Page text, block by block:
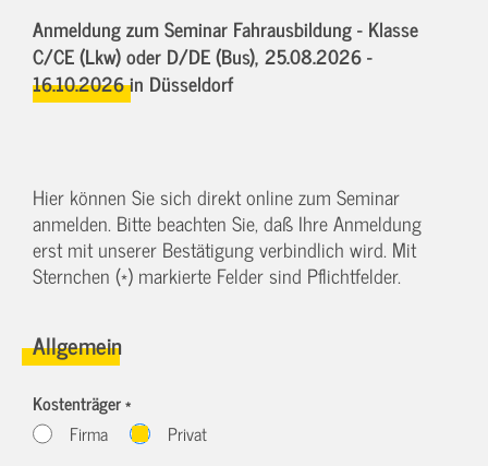
Anmeldung zum Seminar Fahrausbildung - Klasse
C/CE (Lkw) oder D/DE (Bus), 25.08.2026 -
16.10.2026in Düsseldorf
Hier können Sie sich direkt online zum Seminar
anmelden. Bitte beachten Sie, daß Ihre Anmeldung
erst mit unserer Bestätigung verbindlich wird. Mit
Sternchen (*) markierte Felder sind Pflichtfelder.
Allgemein
Kostenträger *
Firma
Privat